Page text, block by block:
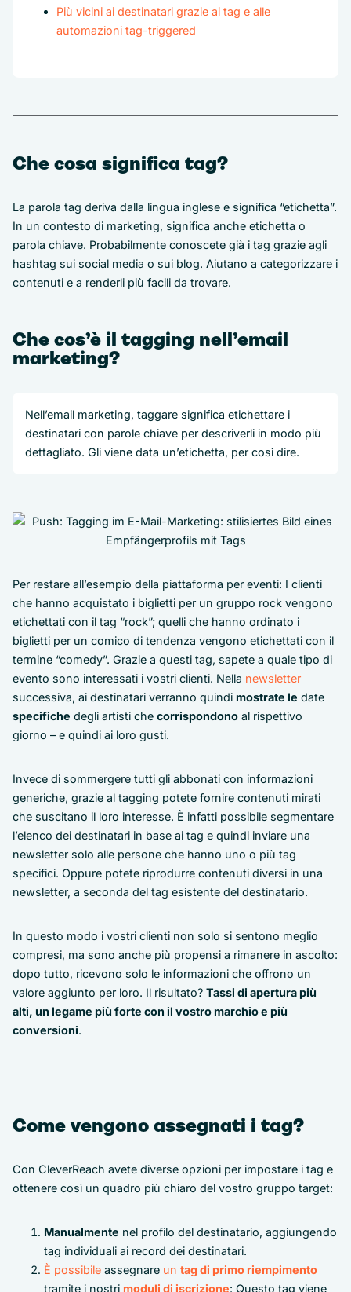
Più vicini ai destinatari grazie ai tag e alle
automazioni tag-triggered
Che cosa significa tag?
La parola tag deriva dalla lingua inglese e significa “etichetta”.
In un contesto di marketing, significa anche etichetta o
parola chiave. Probabilmente conoscete già i tag grazie agli
hashtag sui social media o sui blog. Aiutano a categorizzare i
contenuti e a renderli più facili da trovare.
Che cos’è il tagging nell’email
marketing?
Nell’email marketing, taggare significa etichettare i
destinatari con parole chiave per descriverli in modo più
dettagliato. Gli viene data un’etichetta, per così dire.
Per restare all’esempio della piattaforma per eventi: I clienti
che hanno acquistato i biglietti per un gruppo rock vengono
etichettati con il tag “rock”; quelli che hanno ordinato i
biglietti per un comico di tendenza vengono etichettati con il
termine “comedy”. Grazie a questi tag, sapete a quale tipo di
evento sono interessati i vostri clienti. Nella newsletter
successiva, ai destinatari verranno quindi mostrate le date
specifiche degli artisti che corrispondono al rispettivo
giorno – e quindi ai loro gusti.
Invece di sommergere tutti gli abbonati con informazioni
generiche, grazie al tagging potete fornire contenuti mirati
che suscitano il loro interesse. È infatti possibile segmentare
l’elenco dei destinatari in base ai tag e quindi inviare una
newsletter solo alle persone che hanno uno o più tag
specifici. Oppure potete riprodurre contenuti diversi in una
newsletter, a seconda del tag esistente del destinatario.
In questo modo i vostri clienti non solo si sentono meglio
compresi, ma sono anche più propensi a rimanere in ascolto:
dopo tutto, ricevono solo le informazioni che offrono un
valore aggiunto per loro. Il risultato? Tassi di apertura più
alti, un legame più forte con il vostro marchio e più
conversioni.
Come vengono assegnati i tag?
Con CleverReach avete diverse opzioni per impostare i tag e
ottenere così un quadro più chiaro del vostro gruppo target:
Manualmente nel profilo del destinatario, aggiungendo
tag individuali ai record dei destinatari.
È possibile assegnare un tag di primo riempimento
tramite i nostri moduli di iscrizione: Questo tag viene